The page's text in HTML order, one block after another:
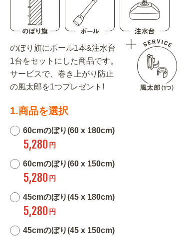
のぼり旗にポール1本&注水台
1台をセットにした商品です。
サービスで、巻き上がり防止
の風太郎を1つプレゼント!
1.商品を選択
60cmのぼり(60 x 180cm)
5,280 円
60cmのぼり(60 x 150cm)
5,280 円
45cmのぼり(45 x 180cm)
5,280 円
45cmのぼり(45 x 150cm)